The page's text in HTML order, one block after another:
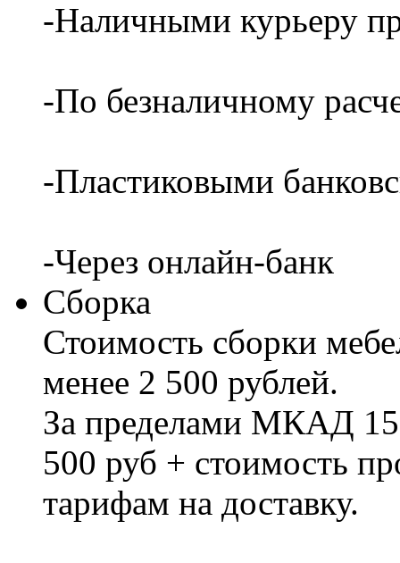
-Наличными курьеру
-По безналичному
-Пластиковыми
-Через онлайн-банк
Сборка
Стоимость сборки
менее 2 500 рублей.
За пределами МКАД
500 руб + стоимость
тарифам на доставку.